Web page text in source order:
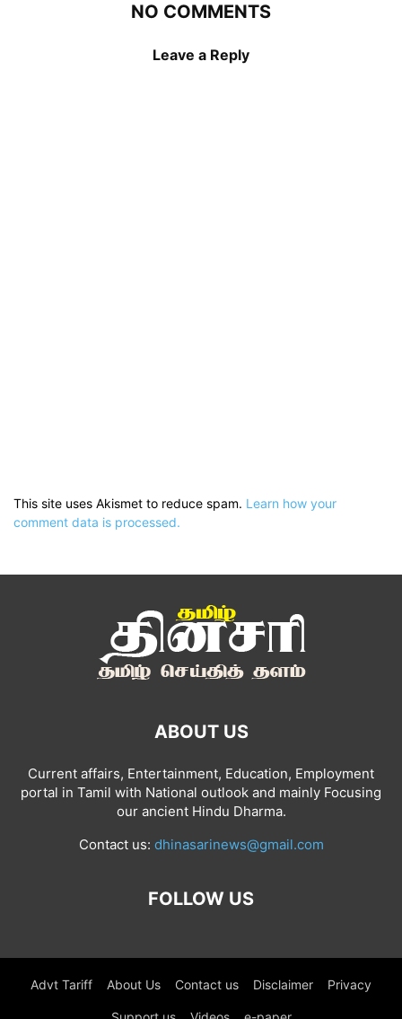
NO COMMENTS
Leave a Reply
This site uses Akismet to reduce spam. Learn how your
comment data is processed.
ABOUT US
Current affairs, Entertainment, Education, Employment
portal in Tamil with National outlook and mainly Focusing
our ancient Hindu Dharma.
Contact us: dhinasarinews@gmail.com
FOLLOW US
Advt Tariff About Us Contact us Disclaimer Privacy